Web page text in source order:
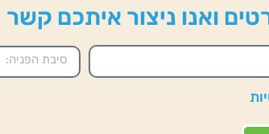
ואנו ניצור איתכם קשר